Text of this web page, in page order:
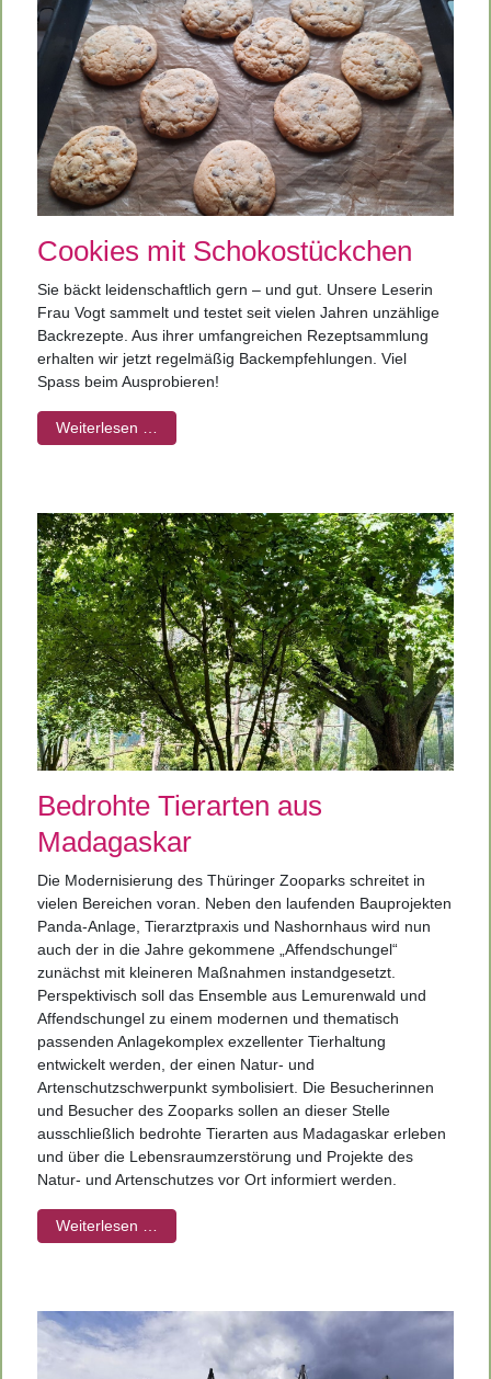
Cookies mit Schokostückchen
Sie bäckt leidenschaftlich gern – und gut. Unsere Leserin
Frau Vogt sammelt und testet seit vielen Jahren unzählige
Backrezepte. Aus ihrer umfangreichen Rezeptsammlung
erhalten wir jetzt regelmäßig Backempfehlungen. Viel
Spass beim Ausprobieren!
Weiterlesen …
Bedrohte Tierarten aus
Madagaskar
Die Modernisierung des Thüringer Zooparks schreitet in
vielen Bereichen voran. Neben den laufenden Bauprojekten
Panda-Anlage, Tierarztpraxis und Nashornhaus wird nun
auch der in die Jahre gekommene „Affendschungel“
zunächst mit kleineren Maßnahmen instand­gesetzt.
Perspektivisch soll das Ensemble aus Lemurenwald und
Affendschungel zu einem modernen und thematisch
passenden Anlagekomplex exzellenter Tierhaltung
entwickelt werden, der einen Natur- und
Artenschutzschwerpunkt symbolisiert. Die Besucherinnen
und Besucher des Zooparks sollen an dieser Stelle
ausschließlich bedrohte Tierarten aus Madagaskar erleben
und über die Lebensraumzerstörung und Projekte des
Natur- und Artenschutzes vor Ort informiert werden.
Weiterlesen …